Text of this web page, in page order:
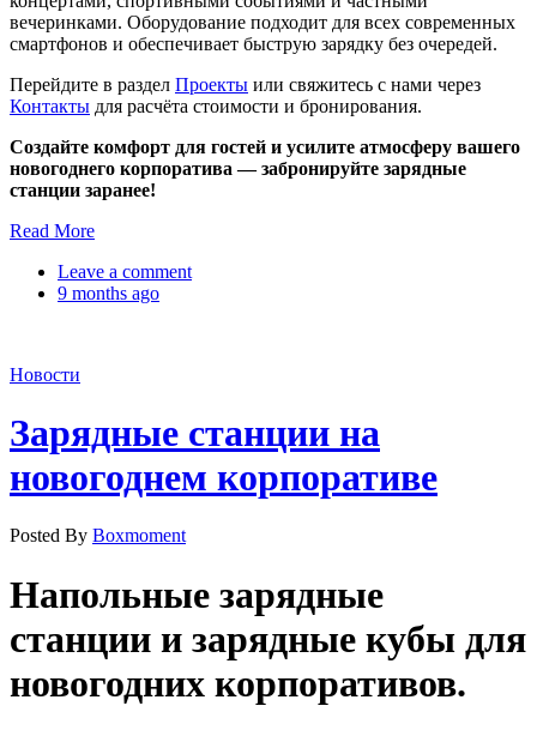
вечеринками. Оборудование подходит для всех современных
смартфонов и обеспечивает быструю зарядку без очередей.
Перейдите в раздел Проекты или свяжитесь с нами через
Контакты для расчёта стоимости и бронирования.
Создайте комфорт для гостей и усилите атмосферу вашего
новогоднего корпоратива — забронируйте зарядные
станции заранее!
Read More
Leave a comment
9 months ago
Новости
Зарядные станции на
новогоднем корпоративе
Posted By Boxmoment
Напольные зарядные
станции и зарядные кубы для
новогодних корпоративов.